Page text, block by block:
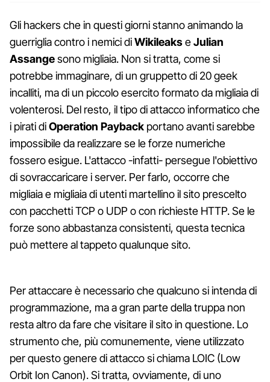
Gli hackers che in questi giorni stanno animando la
guerriglia contro i nemici diWikileakseJulian
Assangesono migliaia. Non si tratta, come si
potrebbe immaginare, di un gruppetto di 20 geek
incalliti, ma di un piccolo esercito formato da migliaia di
volenterosi. Del resto, il tipo di attacco informatico che
i pirati diOperation Payback portano avanti sarebbe
impossibile da realizzare se le forze numeriche
fossero esigue. L'attacco -infatti- persegue l'obiettivo
di sovraccaricare i server. Per farlo, occorre che
migliaia e migliaia di utenti martellino il sito prescelto
con pacchetti TCP o UDP o con richieste HTTP. Se le
forze sono abbastanza consistenti, questa tecnica
può mettere al tappeto qualunque sito.
Per attaccare è necessario che qualcuno si intenda di
programmazione, ma a gran parte della truppa non
resta altro da fare che visitare il sito in questione. Lo
strumento che, più comunemente, viene utilizzato
per questo genere di attacco si chiama LOIC (Low
Orbit Ion Canon). Si tratta, ovviamente, di uno